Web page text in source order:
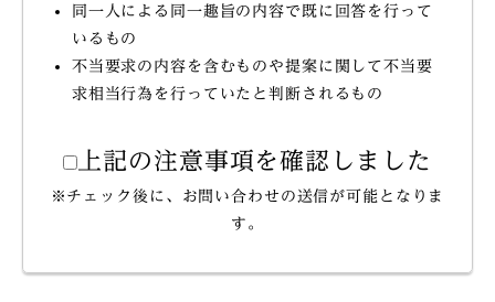
同一人による同一趣旨の内容で既に回答を行って
いるもの
不当要求の内容を含むものや提案に関して不当要
求相当行為を行っていたと判断されるもの
上記の注意事項を確認しました
※チェック後に、お問い合わせの送信が可能となりま
す。